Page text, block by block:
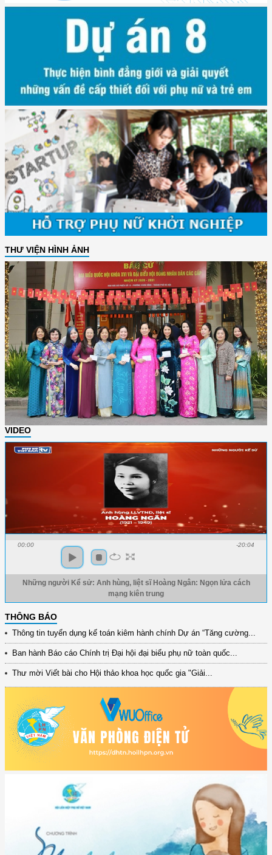
THƯ VIỆN HÌNH ẢNH
VIDEO
00:00 -20:04
Những người Kể sử: Anh hùng, liệt sĩ Hoàng Ngân: Ngọn lửa cách
mạng kiên trung
THÔNG BÁO
Thông tin tuyển dụng kế toán kiêm hành chính Dự án “Tăng cường...
Ban hành Báo cáo Chính trị Đại hội đại biểu phụ nữ toàn quốc...
Thư mời Viết bài cho Hội thảo khoa học quốc gia "Giải...